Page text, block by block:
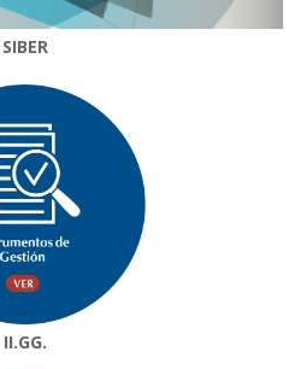
SIBER
II.GG.